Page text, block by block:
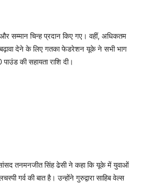
सम्मान चिन्ह प्रदान किए गए। वहीं, अधिकतम
बढ़ावा देने के लिए गतका फेडरेशन यूके ने सभी भाग
की सहायता राशि दी।
तनमनजीत सिंह ढेसी ने कहा कि यूके में युवाओं
गर्व की बात है। उन्होंने गुरुद्वारा साहिब वेल्स